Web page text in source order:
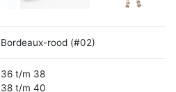
Bordeaux-rood (#02)
36 t/m 38
38 t/m 40